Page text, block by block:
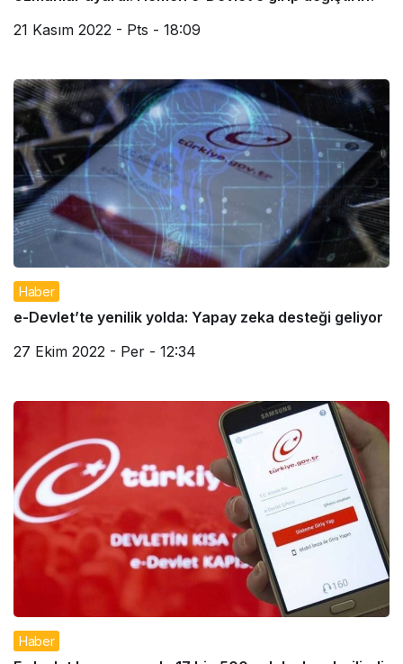
21 Kasım 2022 - Pts - 18:09
Haber
e-Devlet’te yenilik yolda: Yapay zeka desteği geliyor
27 Ekim 2022 - Per - 12:34
Haber